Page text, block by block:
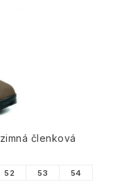
členková
52 53 54